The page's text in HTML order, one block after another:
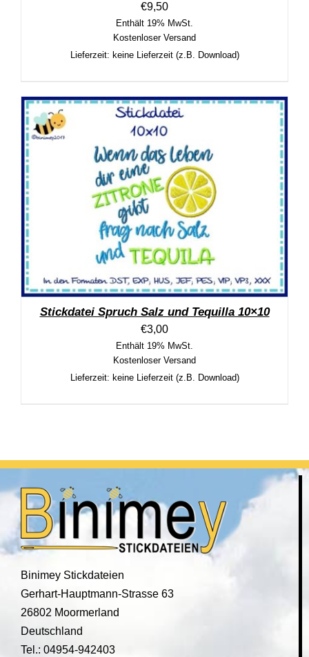
€9,50
Enthält 19% MwSt.
Kostenloser Versand
Lieferzeit: keine Lieferzeit (z.B. Download)
Stickdatei Spruch Salz und Tequilla 10×10
€3,00
Enthält 19% MwSt.
Kostenloser Versand
Lieferzeit: keine Lieferzeit (z.B. Download)
Binimey Stickdateien
Gerhart-Hauptmann-Strasse 63
26802 Moormerland
Deutschland
Tel.: 04954-942403